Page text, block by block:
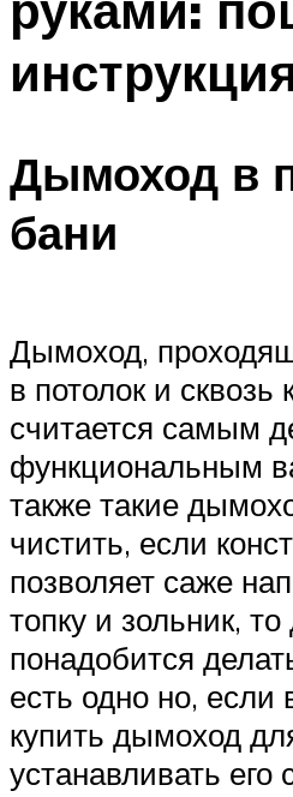
Дымоход в
бани
Дымоход,
в потолок и
считается самым
функциональным
также такие
чистить, если
позволяет саже
топку и зольник,
понадобится
есть одно но, если
купить дымоход
устанавливать его